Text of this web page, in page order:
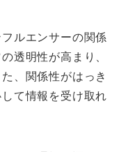
ルエンサーの関係
透明性が高まり、
、関係性がはっき
て情報を受け取れ